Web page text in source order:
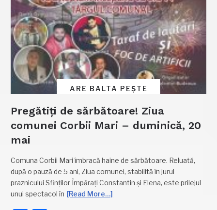
ARE BALTA PEȘTE
Pregătiți de sărbătoare! Ziua
comunei Corbii Mari – duminică, 20
mai
Comuna Corbii Mari îmbracă haine de sărbătoare. Reluată,
după o pauză de 5 ani, Ziua comunei, stabilită în jurul
praznicului Sfinților Împărați Constantin și Elena, este prilejul
unui spectacol în [Read More…]